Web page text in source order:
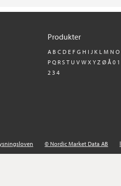
Produkter
A B C D E F G H I J K L M N O
P Q R S T U V W X Y Z Ø Å 0 1
2 3 4
© Nordic Market Data AB